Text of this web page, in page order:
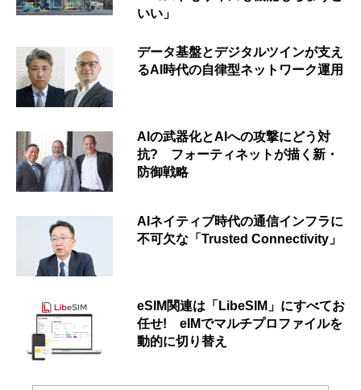
いい」
データ基盤とデジタルツインが支え
るAI時代の自律型ネットワーク運用
AIの武器化とAIへの攻撃にどう対
抗? フォーティネットが描く新・
防御戦略
AIネイティブ時代の通信インフラに
不可欠な「Trusted Connectivity」
eSIM関連は「LibeSIM」にすべてお
任せ! eIMでマルチプロファイルを
動的に切り替え